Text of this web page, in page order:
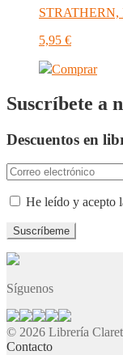
STRATHERN,
5,95 €
Comprar
Suscríbete a
Descuentos en
He leído y acepto
Síguenos
© 2026 Librería Claret
Contacto